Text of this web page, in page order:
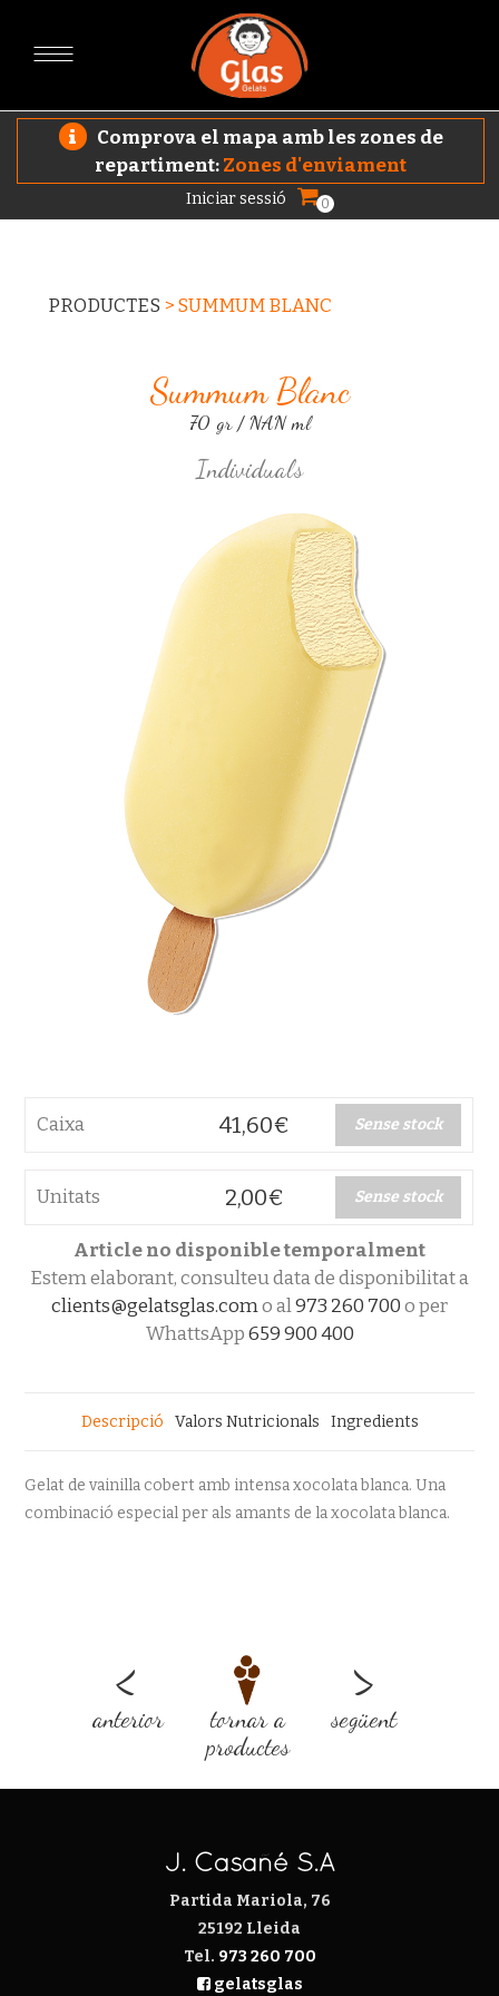
Comprova el mapa amb les zones de
repartiment:Zones d'enviament
Iniciar sessió 0
PRODUCTES > SUMMUM BLANC
Summum Blanc
70 gr / NAN ml
Individuals
Caixa 41,60€ Sense stock
Unitats 2,00€ Sense stock
Article no disponible temporalment
Estem elaborant, consulteu data de disponibilitat a
clients@gelatsglas.como al973 260 700o per
WhattsApp659 900 400
Descripció Valors Nutricionals Ingredients
Gelat de vainilla cobert amb intensa xocolata blanca. Una
combinació especial per als amants de la xocolata blanca.
<
anterior
tornar a
productes
>
següent
J. Casañé S.A
Partida Mariola, 76
25192 Lleida
Tel. 973 260 700
gelatsglas